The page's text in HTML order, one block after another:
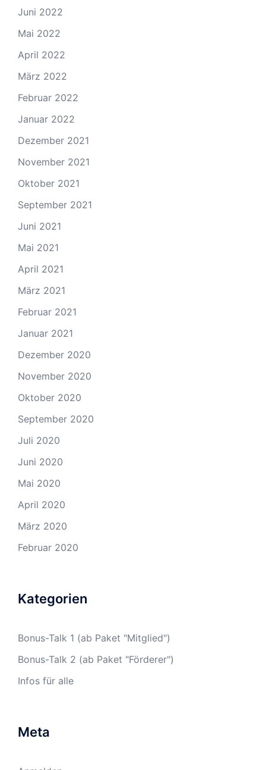
Juni 2022
Mai 2022
April 2022
März 2022
Februar 2022
Januar 2022
Dezember 2021
November 2021
Oktober 2021
September 2021
Juni 2021
Mai 2021
April 2021
März 2021
Februar 2021
Januar 2021
Dezember 2020
November 2020
Oktober 2020
September 2020
Juli 2020
Juni 2020
Mai 2020
April 2020
März 2020
Februar 2020
Kategorien
Bonus-Talk 1 (ab Paket "Mitglied")
Bonus-Talk 2 (ab Paket "Förderer")
Infos für alle
Meta